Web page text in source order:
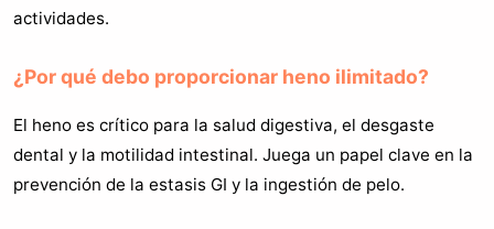
actividades.
¿Por qué debo proporcionar heno ilimitado?
El heno es crítico para la salud digestiva, el desgaste
dental y la motilidad intestinal. Juega un papel clave en la
prevención de la estasis GI y la ingestión de pelo.